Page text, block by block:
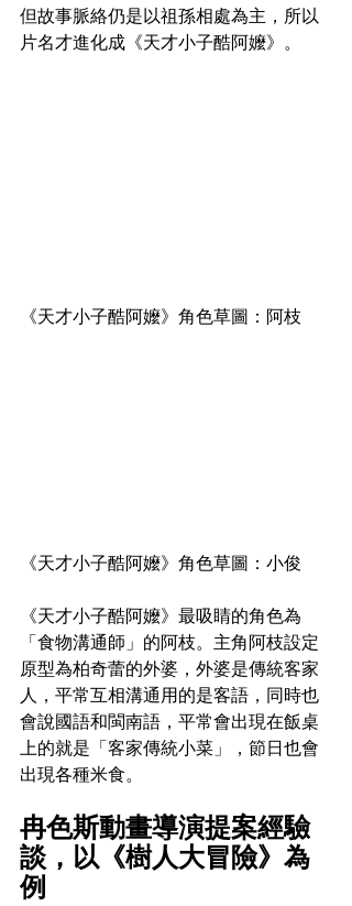
但故事脈絡仍是以祖孫相處為主，所以
片名才進化成《天才小子酷阿嬤》。
《天才小子酷阿嬤》角色草圖：阿枝
《天才小子酷阿嬤》角色草圖：小俊
《天才小子酷阿嬤》最吸睛的角色為
「食物溝通師」的阿枝。主角阿枝設定
原型為柏奇蕾的外婆，外婆是傳統客家
人，平常互相溝通用的是客語，同時也
會說國語和閩南語，平常會出現在飯桌
上的就是「客家傳統小菜」，節日也會
出現各種米食。
冉色斯動畫導演提案經驗
談，以《樹人大冒險》為
例